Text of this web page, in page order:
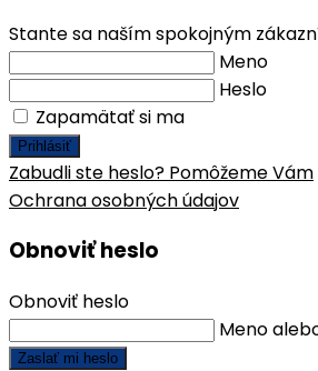
Stante sa naším spokojným
Meno
Heslo
Zapamätať si ma
Prihlásiť
Zabudli ste heslo? Pomôžeme Vám
Ochrana osobných údajov
Obnoviť heslo
Obnoviť heslo
Meno
Zaslať mi heslo